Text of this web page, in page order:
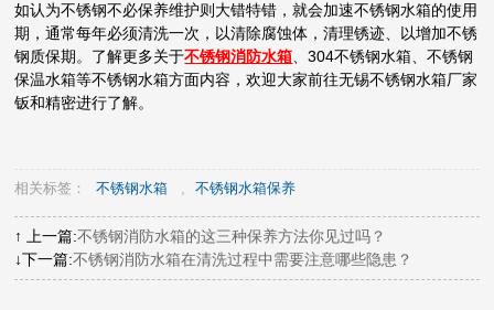
如认为不锈钢不必保养维护则大错特错，就会加速不锈钢水箱的使用
期，通常每年必须清洗一次，以清除腐蚀体，清理锈迹、以增加不锈
钢质保期。了解更多关于不锈钢消防水箱 、304不锈钢水箱、不锈钢
保温水箱等不锈钢水箱方面内容，欢迎大家前往无锡不锈钢水箱厂家
钣和精密进行了解。
相关标签： 不锈钢水箱 不锈钢水箱保养
↑ 上一篇:不锈钢消防水箱的这三种保养方法你见过吗？
↓下一篇:不锈钢消防水箱在清洗过程中需要注意哪些隐患？